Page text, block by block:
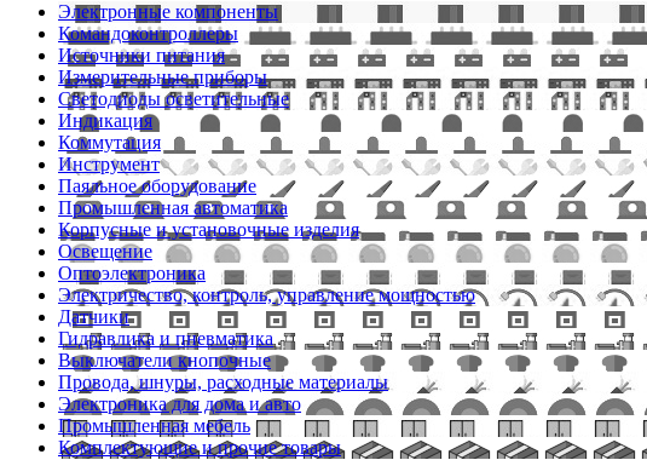
Электронные компоненты
Командоконтроллеры
Источники питания
Измерительные приборы
Светодиоды осветительные
Индикация
Коммутация
Инструмент
Паяльное оборудование
Промышленная автоматика
Корпусные и установочные изделия
Освещение
Оптоэлектроника
Электричество, контроль, управление мощностью
Датчики
Гидравлика и пневматика
Выключатели кнопочные
Провода, шнуры, расходные материалы
Электроника для дома и авто
Промышленная мебель
Комплектующие и прочие товары